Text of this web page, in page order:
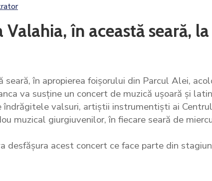
în această seară, la
în apropierea foișorului din Parcul Alei,
va susține un concert de muzică ușoară și
valsuri, artiștii instrumentiști ai
muzical giurgiuvenilor, în fiecare seară de
acest concert ce face parte din